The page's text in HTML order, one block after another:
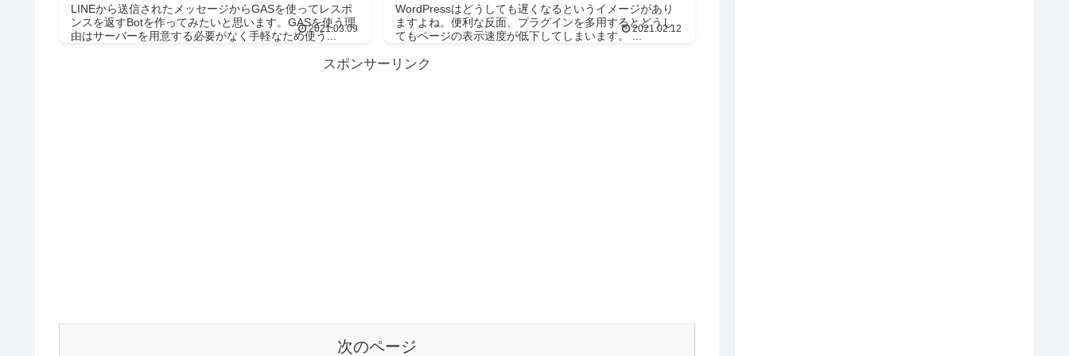
LINEから送信されたメッセージからGASを使ってレスポ
ンスを返すBotを作ってみたいと思います。GASを使う理
由はサーバーを用意する必要がなく手軽なため使う...
2021.03.09
WordPressはどうしても遅くなるというイメージがあり
ますよね。便利な反面、プラグインを多用するとどうし
てもページの表示速度が低下してしまいます。 ...
2021.02.12
スポンサーリンク
次のページ